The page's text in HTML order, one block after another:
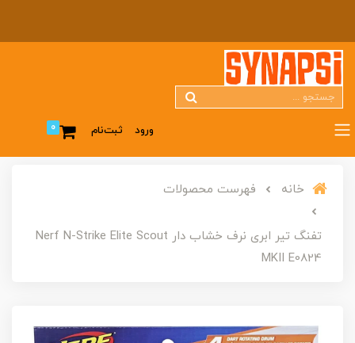
ورود ثبت‌نام 0
خانه فهرست محصولات
تفنگ تیر ابری نرف خشاب دار Nerf N-Strike Elite Scout
MKII E0824